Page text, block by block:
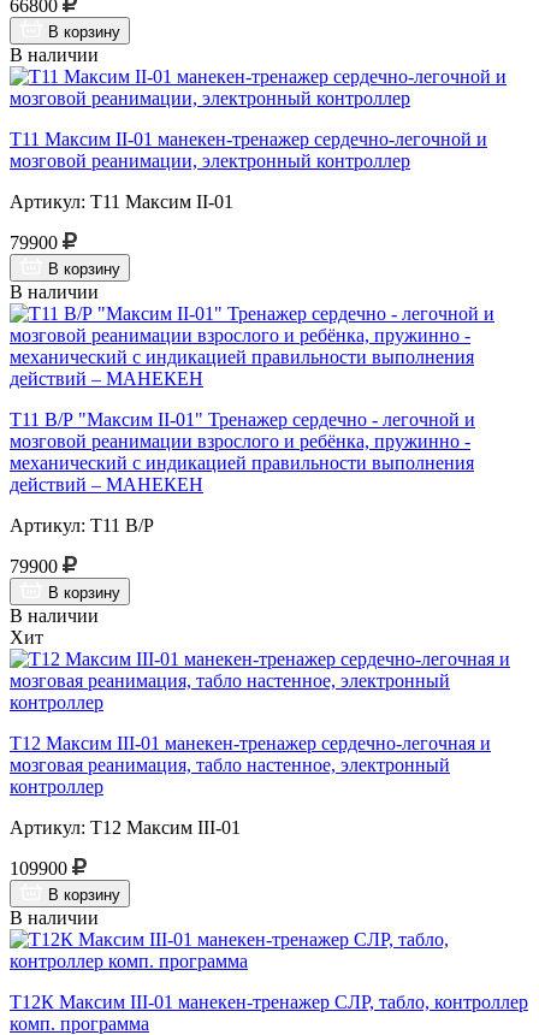
66800
В корзину
В наличии
Т11 Максим II-01 манекен-тренажер сердечно-легочной и
мозговой реанимации, электронный контроллер
Артикул: Т11 Максим II-01
79900
В корзину
В наличии
Т11 В/Р "Максим II-01" Тренажер сердечно - легочной и
мозговой реанимации взрослого и ребёнка, пружинно -
механический с индикацией правильности выполнения
действий – МАНЕКЕН
Артикул: Т11 В/Р
79900
В корзину
В наличии
Хит
Т12 Максим III-01 манекен-тренажер сердечно-легочная и
мозговая реанимация, табло настенное, электронный
контроллер
Артикул: Т12 Максим III-01
109900
В корзину
В наличии
Т12К Максим III-01 манекен-тренажер СЛР, табло, контроллер
комп. программа